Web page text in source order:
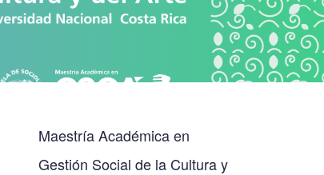
Maestría Académica en
Gestión Social de la Cultura y